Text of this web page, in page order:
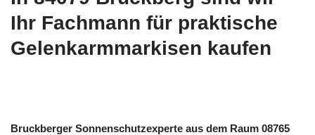
Ihr Fachmann für praktische
Gelenkarmmarkisen kaufen
Bruckberger Sonnenschutzexperte aus dem Raum 08765